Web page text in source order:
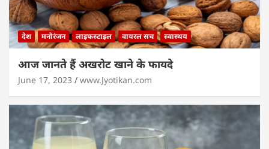
देश मनोरंजन लाइफस्टाइल वायरल सच स्वास्थय
आज जानते हैं अखरोट खाने के फायदे
June 17, 2023 www.Jyotikan.com